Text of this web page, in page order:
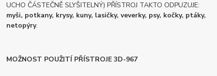
UCHO ČÁSTEČNĚ SLYŠITELNÝ) PŘÍSTROJ TAKTO ODPUZUJE:
myši, potkany, krysy, kuny, lasičky, veverky, psy, kočky, ptáky,
netopýry.
MOŽNOST POUŽITÍ PŘÍSTROJE 3D-967